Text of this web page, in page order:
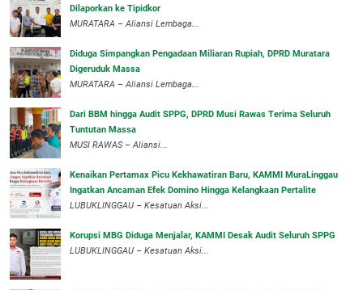
Dilaporkan ke Tipidkor
‎MURATARA – Aliansi Lembaga...
Diduga Simpangkan Pengadaan Miliaran Rupiah, DPRD Muratara
Digeruduk Massa
‎MURATARA – Aliansi Lembaga...
Dari BBM hingga Audit SPPG, DPRD Musi Rawas Terima Seluruh
Tuntutan Massa
MUSI RAWAS – Aliansi...
‎Kenaikan Pertamax Picu Kekhawatiran Baru, KAMMI MuraLinggau
Ingatkan Ancaman Efek Domino Hingga Kelangkaan Pertalite
‎LUBUKLINGGAU – Kesatuan Aksi...
Korupsi MBG Diduga Menjalar, KAMMI Desak Audit Seluruh SPPG
‎LUBUKLINGGAU – Kesatuan Aksi...